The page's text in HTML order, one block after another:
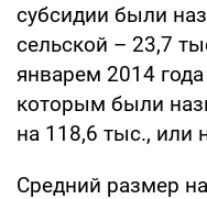
субсидии были
сельской – 23,7
январем 2014
которым были
на 118,6 тыс., или
Средний размер